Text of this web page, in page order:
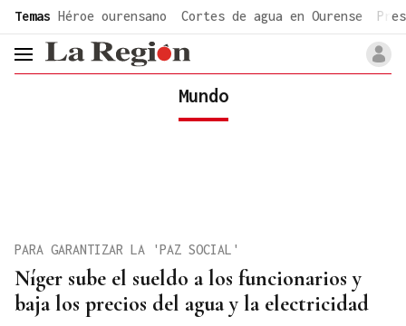
common.go-to-content
Temas Héroe ourensano Cortes de agua en Ourense
header.menu.open
Mundo
Níger sube el sueldo a los funcionarios y
baja los precios del agua y la electricidad
PARA GARANTIZAR LA 'PAZ SOCIAL'